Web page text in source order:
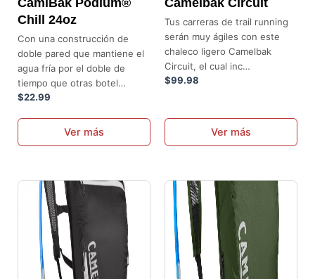
Chill 24oz
Con una construcción de
doble pared que mantiene el
agua fría por el doble de
tiempo que otras botel…
$22.99
de
producto
Ver más
Tus carreras de trail running
serán muy ágiles con este
chaleco ligero Camelbak
Circuit, el cual inc…
$99.98
Ver más
Este
producto
tiene
múltiples
variantes.
Este
producto
tiene
múltiples
variantes.
Las